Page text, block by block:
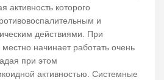
активность которого
и
действиями. При
начинает работать очень
при этом
активностью. Системные